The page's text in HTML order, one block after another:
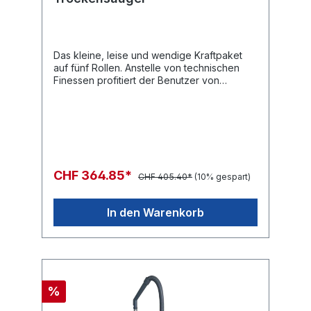
Das kleine, leise und wendige Kraftpaket
auf fünf Rollen. Anstelle von technischen
Finessen profitiert der Benutzer von
CHF 364.85* CHF 405.40* (10% gespart)
In den Warenkorb
%